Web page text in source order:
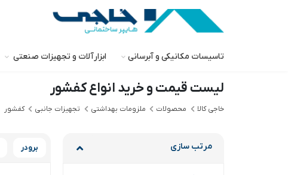
تاسیسات مکانیکی و آبرسانی ابزارآلات و تجهیزات صنعتی
لیست قیمت و خرید انواع کفشور
خاجی‌ کالا محصولات ملزومات بهداشتی تجهیزات جانبی کفشور
مرتب سازی برودر